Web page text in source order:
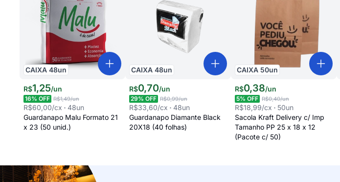
CAIXA 48un
R$1,25/un
16% OFF R$1,49/un
R$60,00/cx 48un
Guardanapo Malu Formato 21
x 23 (50 unid.)
CAIXA 48un
R$0,70/un
29% OFF R$0,99/un
R$33,60/cx 48un
Guardanapo Diamante Black
20X18 (40 folhas)
CAIXA 50un
R$0,38/un
5% OFF R$0,40/un
R$18,99/cx 50un
Sacola Kraft Delivery c/ Imp
Tamanho PP 25 x 18 x 12
(Pacote c/ 50)